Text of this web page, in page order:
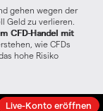
gehen wegen der
Geld zu verlieren.
CFD-Handel mit
wie CFDs
hohe Risiko
Live-Konto eröffnen